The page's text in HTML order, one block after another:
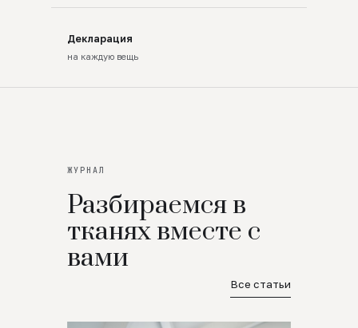
Декларация
на каждую вещь
ЖУРНАЛ
Разбираемся в
тканях вместе с
вами
Все статьи